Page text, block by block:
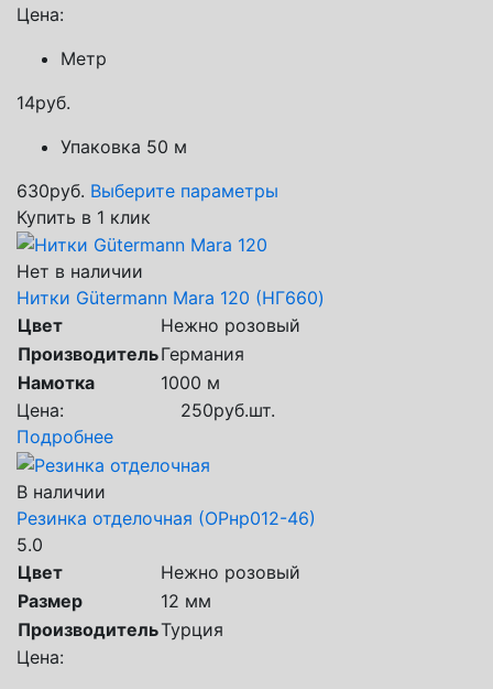
Цена:
Метр
14руб.
Упаковка 50 м
630руб. Выберите параметры
Купить в 1 клик
Нет в наличии
Нитки Gütermann Mara 120 (НГ660)
Цвет
Нежно розовый
ПроизводительГермания
Намотка
1000 м
Цена:
250руб.шт.
Подробнее
В наличии
Резинка отделочная (ОРнр012-46)
5.0
Цвет
Нежно розовый
Размер
12 мм
ПроизводительТурция
Цена: